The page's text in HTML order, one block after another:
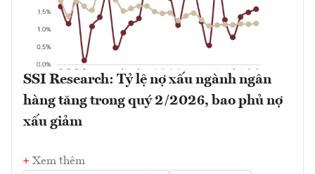
SSI Research: Tỷ lệ nợ xấu ngành ngân
hàng tăng trong quý 2/2026, bao phủ nợ
xấu giảm
Xem thêm